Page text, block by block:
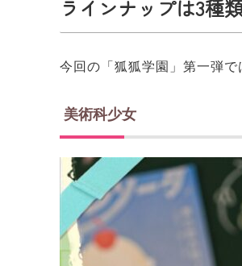
ラインナップは3種
今回の「狐狐学園」第一弾で
美術科少女